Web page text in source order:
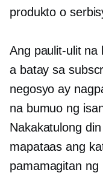
produkto o
Ang paulit-ulit na
a batay sa
negosyo ay
na bumuo ng
Nakakatulong
mapataas ang
pamamagitan ng